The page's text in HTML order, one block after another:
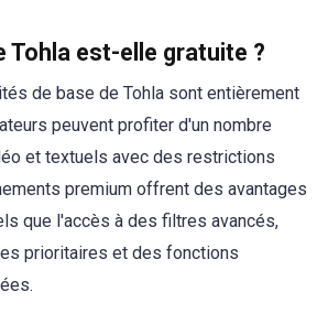
Tohla est-elle gratuite ?
de base de Tohla sont entièrement
peuvent profiter d'un nombre
et textuels avec des restrictions
premium offrent des avantages
que l'accès à des filtres avancés,
prioritaires et des fonctions